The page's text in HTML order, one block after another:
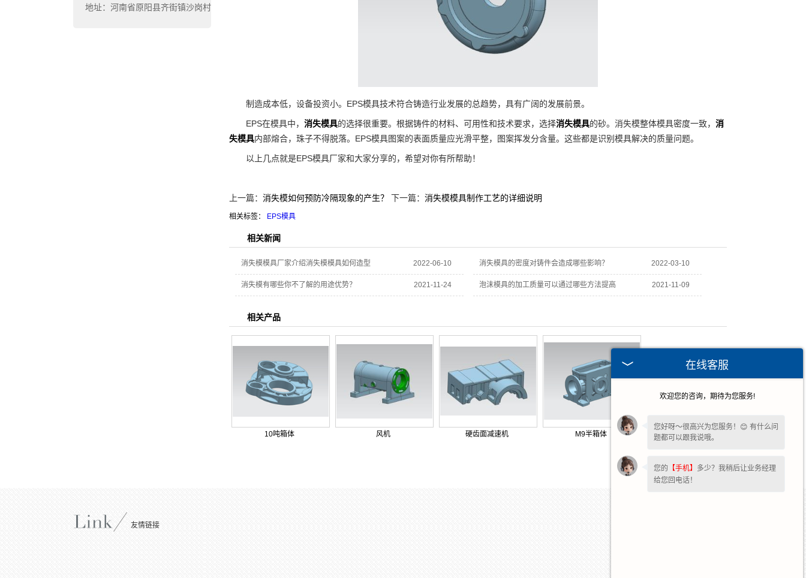
地址：河南省原阳县齐街镇沙岗村
制造成本低，设备投资小。EPS模具技术符合铸造行业发展的总趋势，具有广阔的发展前景。
EPS在模具中， 消失模具的选择很重要。根据铸件的材料、可用性和技术要求，选择消失模具的砂。消失模整体模具密度一致， 消
失模具内部熔合，珠子不得脱落。EPS模具图案的表面质量应光滑平整，图案挥发分含量。这些都是识别模具解决的质量问题。
以上几点就是EPS模具厂家和大家分享的，希望对你有所帮助！
上一篇： 消失模如何预防冷隔现象的产生？ 下一篇： 消失模模具制作工艺的详细说明
相关标签： EPS模具
相关新闻
2022-06-10
消失模模具厂家介绍消失模模具如何造型 2022-03-10
消失模具的密度对铸件会造成哪些影响？
2021-11-24
消失模有哪些你不了解的用途优势？ 2021-11-09
泡沫模具的加工质量可以通过哪些方法提高
相关产品
10吨箱体 风机 硬齿面减速机 M9半箱体
友情链接
在线客服
欢迎您的咨询，期待为您服务!
您好呀～很高兴为您服务！😊 有什么问
题都可以跟我说哦。
您的 【手机】 多少？我稍后让业务经理
给您回电话！